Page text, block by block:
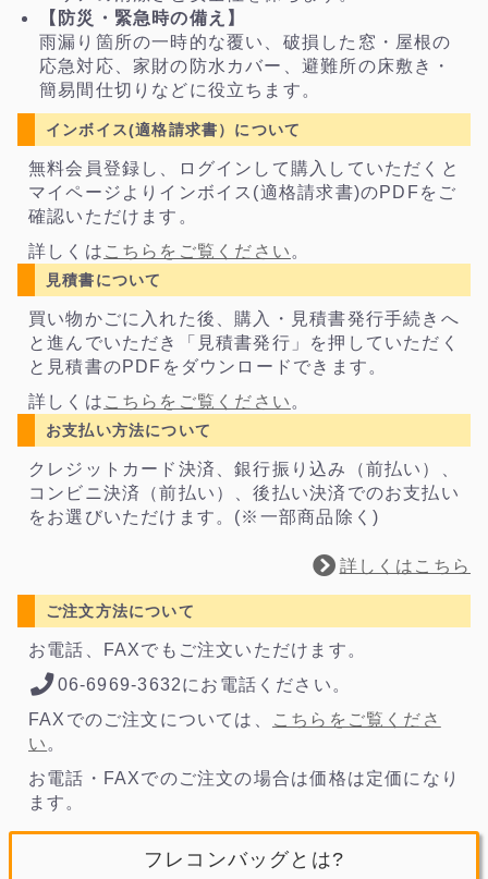
【防災・緊急時の備え】
雨漏り箇所の一時的な覆い、破損した窓・屋根の
応急対応、家財の防水カバー、避難所の床敷き・
簡易間仕切りなどに役立ちます。
インボイス(適格請求書）について
無料会員登録し、ログインして購入していただくと
マイページよりインボイス(適格請求書)のPDFをご
確認いただけます。
詳しくは こちらをご覧ください 。
見積書について
買い物かごに入れた後、購入・見積書発行手続きへ
と進んでいただき「見積書発行」を押していただく
と見積書のPDFをダウンロードできます。
詳しくは こちらをご覧ください 。
お支払い方法について
クレジットカード決済、銀行振り込み（前払い）、
コンビニ決済（前払い）、後払い決済でのお支払い
をお選びいただけます。(※一部商品除く)
詳しくはこちら
ご注文方法について
お電話、FAXでもご注文いただけます。
06-6969-3632にお電話ください。
FAXでのご注文については、
こちらをご覧くださ
い 。
お電話・FAXでのご注文の場合は価格は定価になり
ます。
フレコンバッグとは?